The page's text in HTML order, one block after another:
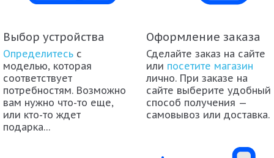
Выбор устройства
Определитесь с
моделью, которая
соответствует
потребностям. Возможно
вам нужно что-то еще,
или кто-то ждет
подарка…
Оформление заказа
Сделайте заказ на сайте
или посетите магазин
лично. При заказе на
сайте выберите удобный
способ получения —
самовывоз или доставка.